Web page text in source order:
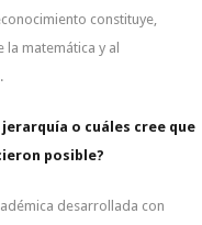
constituye,
matemática y al
o cuáles cree que
posible?
desarrollada con